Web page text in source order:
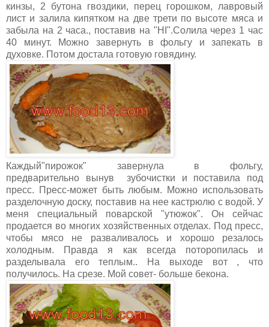
кинзы, 2 бутона гвоздики, перец горошком, лавровый
лист и залила кипятком на две трети по высоте мяса и
забыла на 2 часа., поставив на "HI".Солила через 1 час
40 минут. Можно завернуть в фольгу и запекать в
духовке. Потом достала готовую говядину.
Каждый"пирожок" завернула в фольгу,
предварительно вынув зубочистки и поставила под
пресс. Пресс-может быть любым. Можно использовать
разделочную доску, поставив на нее кастрюлю с водой. У
меня специальный поварской "утюжок". Он сейчас
продается во многих хозяйственных отделах. Под пресс,
чтобы мясо не разваливалось и хорошо резалось
холодным. Правда я как всегда поторопилась и
разделывала его теплым.. На выходе вот , что
получилось. На срезе. Мой совет- больше бекона.